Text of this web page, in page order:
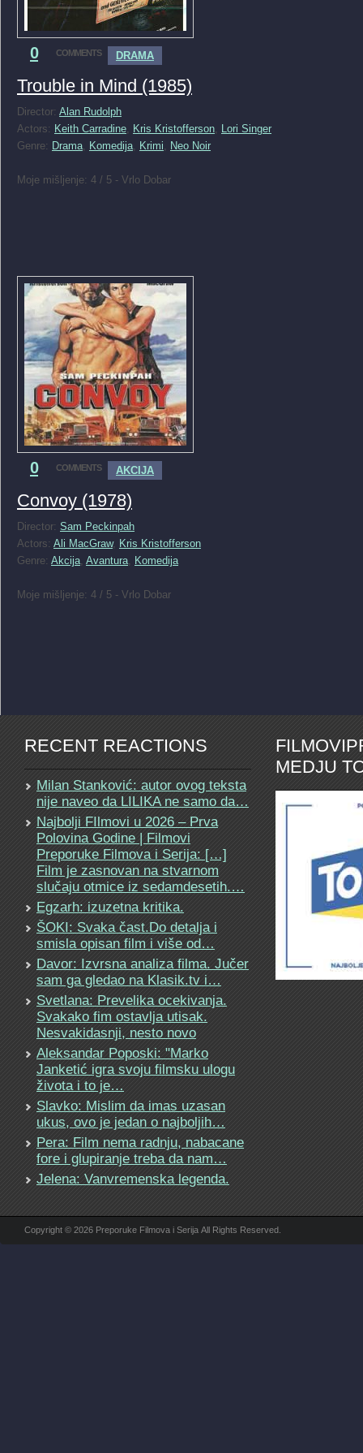
0 COMMENTS DRAMA
Trouble in Mind (1985)
Director: Alan Rudolph
Actors: Keith Carradine Kris Kristofferson
Lori Singer
Genre: Drama Komedija Krimi Neo Noir
Moje mišljenje: 4 / 5 - Vrlo Dobar
0 COMMENTS AKCIJA
Convoy (1978)
Director: Sam Peckinpah
Actors: Ali MacGraw, Kris Kristofferson
Genre: Akcija Avantura Komedija
Moje mišljenje: 4 / 5 - Vrlo Dobar
RECENT REACTIONS
Milan Stanković: autor ovog teksta
nije naveo da LILIKA ne samo da…
Najbolji FIlmovi u 2026 – Prva
Polovina Godine | Filmovi
Preporuke Filmova i Serija: […]
Film je zasnovan na stvarnom
slučaju otmice iz sedamdesetih.…
Egzarh: izuzetna kritika.
ŠOKI: Svaka čast.Do detalja i
smisla opisan film i više od…
Davor: Izvrsna analiza filma. Jučer
sam ga gledao na Klasik.tv i…
Svetlana: Prevelika ocekivanja.
Svakako fim ostavlja utisak.
Nesvakidasnji, nesto novo
Aleksandar Poposki: "Marko
Janketić igra svoju filmsku ulogu
života i to je…
Slavko: Mislim da imas uzasan
ukus, ovo je jedan o najboljih…
Pera: Film nema radnju, nabacane
fore i glupiranje treba da nam…
Jelena: Vanvremenska legenda.
MEDJU
Copyright © 2026 Preporuke Filmova i Serija All Rights Reserved.